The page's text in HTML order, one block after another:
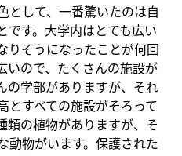
として、一番驚いたのは自
です。大学内はとても広い
りそうになったことが何回
いので、たくさんの施設が
の学部がありますが、それ
とすべての施設がそろって
類の植物がありますが、そ
動物がいます。保護された